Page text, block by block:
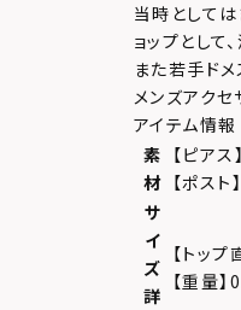
当時として
ョップとし
また若手ド
メンズアクセ
アイテム情報
素
材
【ピア
【ポス
サ
イ
ズ
詳
【トッ
【重量